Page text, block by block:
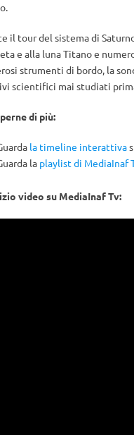
il tour del sistema di
e alla luna Titano e
strumenti di bordo, la
scientifici mai studiati
di più:
la timeline interattiva
la playlist di MediaInaf
video su MediaInaf Tv: